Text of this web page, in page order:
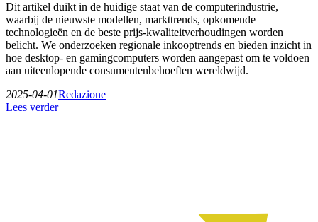
Dit artikel duikt in de huidige staat van de computerindustrie,
waarbij de nieuwste modellen, markttrends, opkomende
technologieën en de beste prijs-kwaliteitverhoudingen worden
belicht. We onderzoeken regionale inkooptrends en bieden inzicht in
hoe desktop- en gamingcomputers worden aangepast om te voldoen
aan uiteenlopende consumentenbehoeften wereldwijd.
2025-04-01Redazione
Lees verder